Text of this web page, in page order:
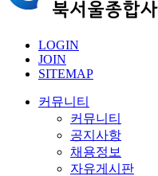
LOGIN
JOIN
SITEMAP
커뮤니티
커뮤니티
공지사항
채용정보
자유게시판